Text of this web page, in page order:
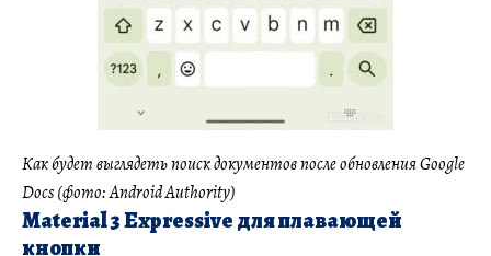
Как будет выглядеть поиск документов после обновления Google
Docs (фото: Android Authority)
Material 3 Expressive для плавающей
кнопки